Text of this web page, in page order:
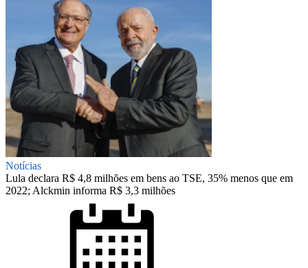
Notícias
Lula declara R$ 4,8 milhões em bens ao TSE, 35% menos que em
2022; Alckmin informa R$ 3,3 milhões